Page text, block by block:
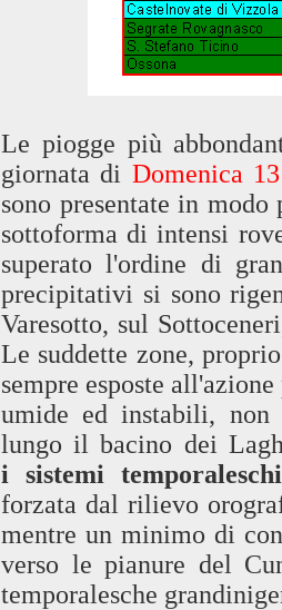
Le piogge più
giornata di Domenica
sono presentate in
sottoforma di intensi
superato l'ordine di
precipitativi si sono
Varesotto, sul
Le suddette zone,
sempre esposte
umide ed instabili, non
lungo il bacino dei
i sistemi
forzata dal rilievo
mentre un minimo di
verso le pianure del
temporalesche